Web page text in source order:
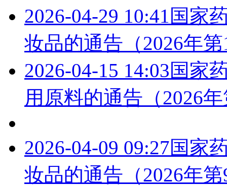
2026-04-29 10:41 国家
妆品的通告（2026年
2026-04-15 14:03国家
用原料的通告（2026
2026-04-09 09:27国家
妆品的通告（2026年